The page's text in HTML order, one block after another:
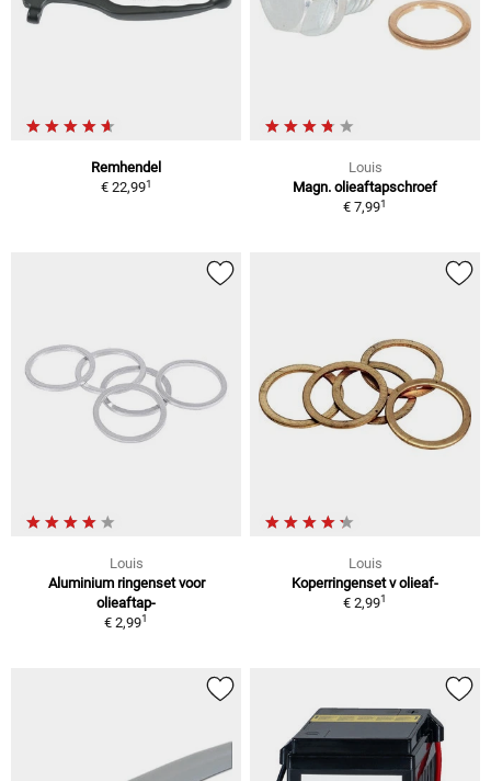
Remhendel
€ 22,991
Louis
Magn. olieaftapschroef
€ 7,991
Louis
Aluminium ringenset voor
olieaftap-
€ 2,991
Louis
Koperringenset v olieaf-
€ 2,991